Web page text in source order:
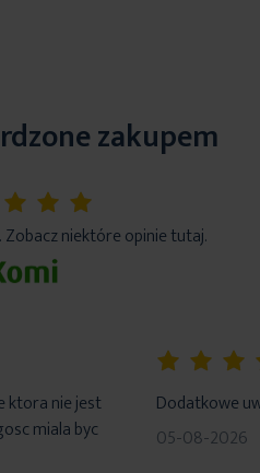
zakupem
5%
Zobacz niektóre opinie tutaj.
ktora nie jest
miala byc
Dodatkowe
05-08-2026